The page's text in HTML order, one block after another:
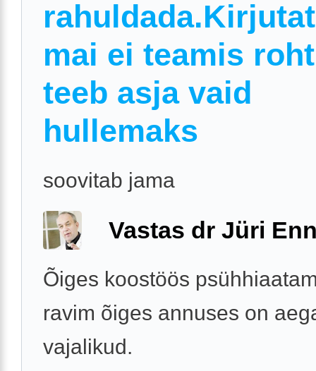
mai ei teamis
teeb asja vaid
hullemaks
soovitab jama
Vastas dr Jüri
Õiges koostöös
ravim õiges annuses on
vajalikud.